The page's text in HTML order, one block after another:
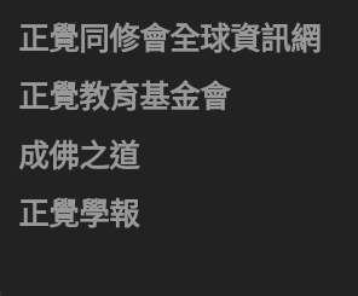
正覺同修會全球資訊網
正覺教育基金會
成佛之道
正覺學報